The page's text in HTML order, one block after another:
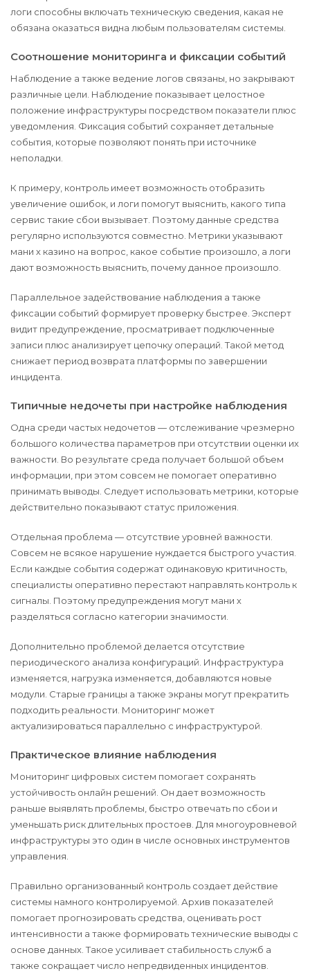
логи способны включать техническую сведения, какая не
обязана оказаться видна любым пользователям системы.
Соотношение мониторинга и фиксации событий
Наблюдение а также ведение логов связаны, но закрывают
различные цели. Наблюдение показывает целостное
положение инфраструктуры посредством показатели плюс
уведомления. Фиксация событий сохраняет детальные
события, которые позволяют понять при источнике
неполадки.
К примеру, контроль имеет возможность отобразить
увеличение ошибок, и логи помогут выяснить, какого типа
сервис такие сбои вызывает. Поэтому данные средства
регулярно используются совместно. Метрики указывают
мани х казино на вопрос, какое событие произошло, а логи
дают возможность выяснить, почему данное произошло.
Параллельное задействование наблюдения а также
фиксации событий формирует проверку быстрее. Эксперт
видит предупреждение, просматривает подключенные
записи плюс анализирует цепочку операций. Такой метод
снижает период возврата платформы по завершении
инцидента.
Типичные недочеты при настройке наблюдения
Одна среди частых недочетов — отслеживание чрезмерно
большого количества параметров при отсутствии оценки их
важности. Во результате среда получает большой объем
информации, при этом совсем не помогает оперативно
принимать выводы. Следует использовать метрики, которые
действительно показывают статус приложения.
Отдельная проблема — отсутствие уровней важности.
Совсем не всякое нарушение нуждается быстрого участия.
Если каждые события содержат одинаковую критичность,
специалисты оперативно перестают направлять контроль к
сигналы. Поэтому предупреждения могут мани х
разделяться согласно категории значимости.
Дополнительно проблемой делается отсутствие
периодического анализа конфигураций. Инфраструктура
изменяется, нагрузка изменяется, добавляются новые
модули. Старые границы а также экраны могут прекратить
подходить реальности. Мониторинг может
актуализироваться параллельно с инфраструктурой.
Практическое влияние наблюдения
Мониторинг цифровых систем помогает сохранять
устойчивость онлайн решений. Он дает возможность
раньше выявлять проблемы, быстро отвечать по сбои и
уменьшать риск длительных простоев. Для многоуровневой
инфраструктуры это один в числе основных инструментов
управления.
Правильно организованный контроль создает действие
системы намного контролируемой. Архив показателей
помогает прогнозировать средства, оценивать рост
интенсивности а также формировать технические выводы с
основе данных. Такое усиливает стабильность служб а
также сокращает число непредвиденных инцидентов.